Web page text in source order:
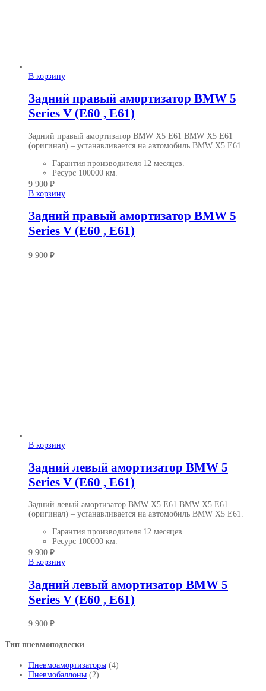
В корзину
Задний правый амортизатор BMW 5
Series V (E60 , E61)
Задний правый амортизатор BMW X5 E61 BMW X5 E61
(оригинал) – устанавливается на автомобиль BMW X5 E61.
Гарантия производителя 12 месяцев.
Ресурс 100000 км.
9 900 ₽
В корзину
Задний правый амортизатор BMW 5
Series V (E60 , E61)
9 900 ₽
В корзину
Задний левый амортизатор BMW 5
Series V (E60 , E61)
Задний левый амортизатор BMW X5 E61 BMW X5 E61
(оригинал) – устанавливается на автомобиль BMW X5 E61.
Гарантия производителя 12 месяцев.
Ресурс 100000 км.
9 900 ₽
В корзину
Задний левый амортизатор BMW 5
Series V (E60 , E61)
9 900 ₽
Тип пневмоподвески
Пневмоамортизаторы (4)
Пневмобаллоны (2)